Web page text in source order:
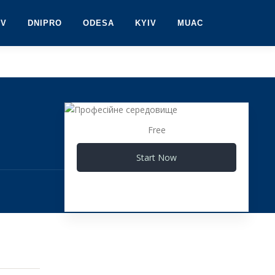
DNIPRO ODESA KYIV MUAC
Free
Start Now